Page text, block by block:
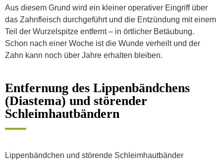
Aus diesem Grund wird ein kleiner operativer Eingriff über
das Zahnfleisch durchgeführt und die Entzündung mit einem
Teil der Wurzelspitze entfernt – in örtlicher Betäubung.
Schon nach einer Woche ist die Wunde verheilt und der
Zahn kann noch über Jahre erhalten bleiben.
Entfernung des Lippenbändchens
(Diastema) und störender
Schleimhautbändern
Lippenbändchen und störende Schleimhautbänder